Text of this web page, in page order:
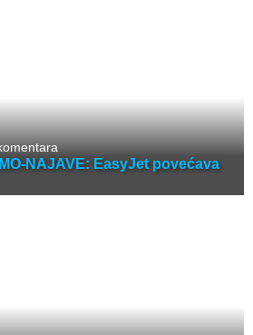
NAJAVE: EasyJet povećava